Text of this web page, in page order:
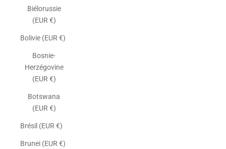
Biélorussie
(EUR €)
Bolivie (EUR €)
Bosnie-
Herzégovine
(EUR €)
Botswana
(EUR €)
Brésil (EUR €)
Brunei (EUR €)